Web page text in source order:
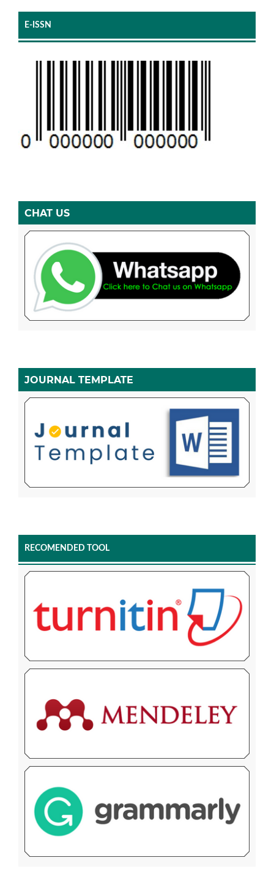
E-ISSN
CHAT US
JOURNAL TEMPLATE
RECOMENDED TOOL